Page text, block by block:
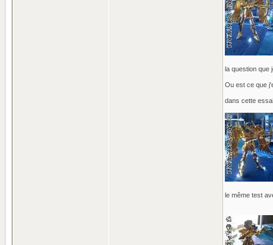
la question que
Ou est ce que
dans cette
le même test